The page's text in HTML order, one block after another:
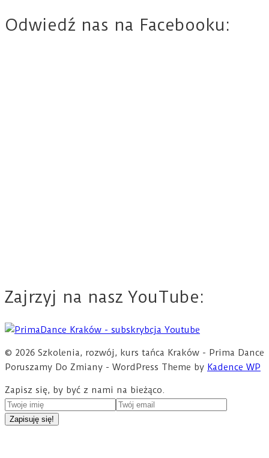
Odwiedź nas na Facebooku:
Zajrzyj na nasz YouTube:
© 2026 Szkolenia, rozwój, kurs tańca Kraków - Prima Dance
Poruszamy Do Zmiany - WordPress Theme by Kadence WP
Zapisz się, by być z nami na bieżąco.